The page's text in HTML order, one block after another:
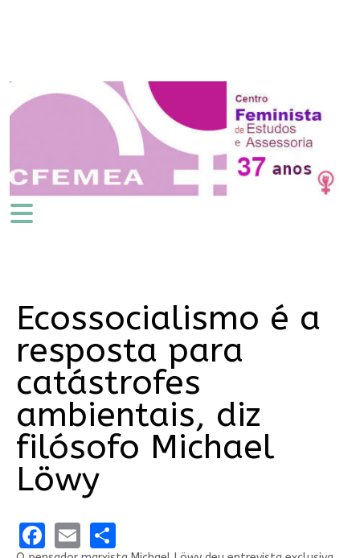
Ecossocialismo é a
resposta para
catástrofes
ambientais, diz
filósofo Michael
Löwy
Facebook
EmailShare